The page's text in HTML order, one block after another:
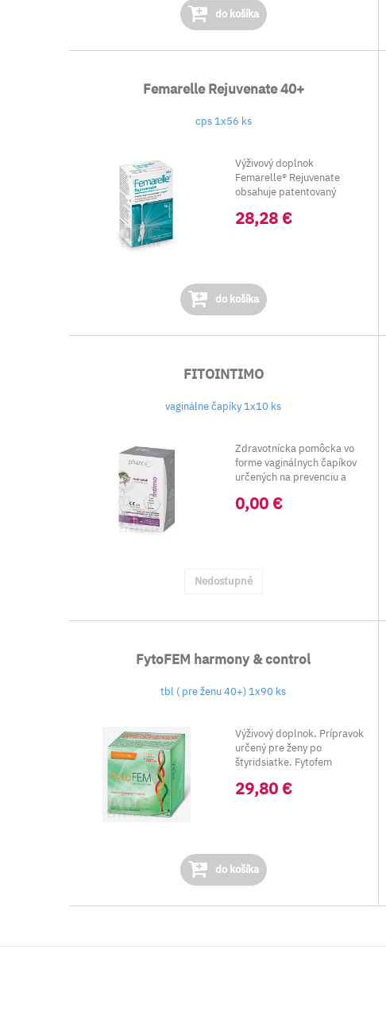
do košíka
Femarelle Rejuvenate 40+
cps 1x56 ks
Výživový doplnok
Femarelle® Rejuvenate
obsahuje patentovaný
extrak...
28,28 €
do košíka
FITOINTIMO
vaginálne čapíky 1x10 ks
Zdravotnícka pomôcka vo
forme vaginálnych čapíkov
určených na prevenciu a
0,00 €
Nedostupné
FytoFEM harmony & control
tbl ( pre ženu 40+) 1x90 ks
Výživový doplnok. Prípravok
určený pre ženy po
štyridsiatke. Fytofem
29,80 €
do košíka